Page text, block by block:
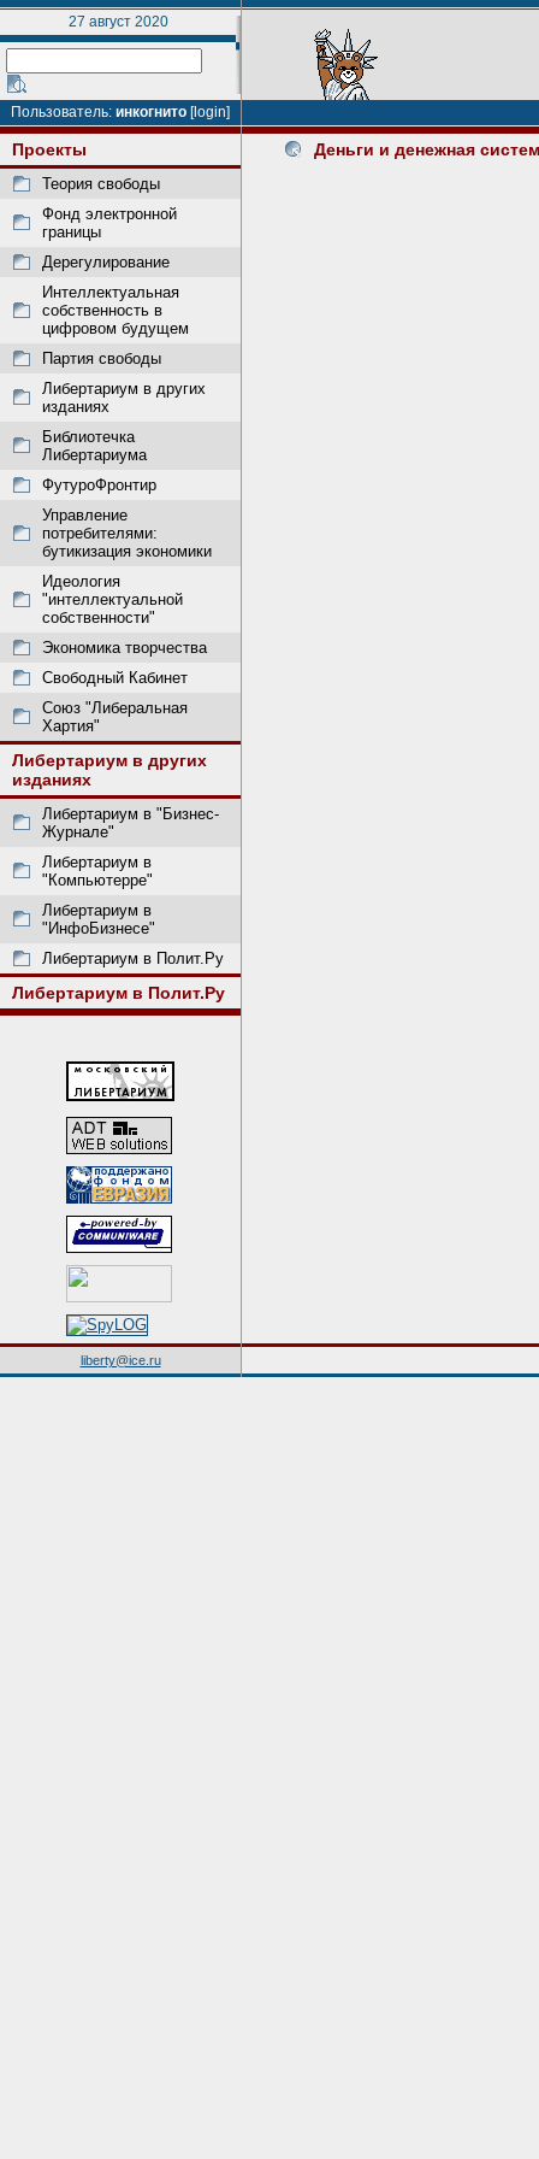
27 август 2020
Пользователь: инкогнито [login]
Проекты
Теория свободы
Фонд электронной
границы
Дерегулирование
Интеллектуальная
собственность в
цифровом будущем
Партия свободы
Либертариум в других
изданиях
Библиотечка
Либертариума
ФутуроФронтир
Управление
потребителями:
бутикизация экономики
Идеология
"интеллектуальной
собственности"
Экономика творчества
Свободный Кабинет
Союз "Либеральная
Хартия"
Либертариум в других
изданиях
Либертариум в "Бизнес-
Журнале"
Либертариум в
"Компьютерре"
Либертариум в
"ИнфоБизнесе"
Либертариум в Полит.Ру
Либертариум в Полит.Ру
Деньги и денежная
liberty@ice.ru